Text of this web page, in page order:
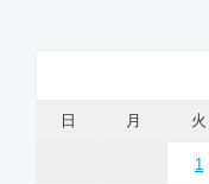
日 月 火
1